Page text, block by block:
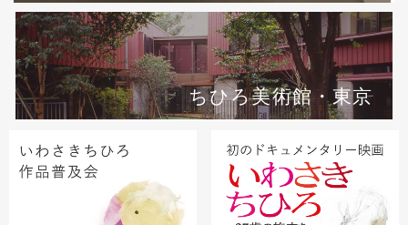
ちひろ美術館・東京